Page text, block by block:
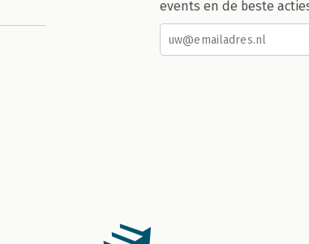
events en de beste